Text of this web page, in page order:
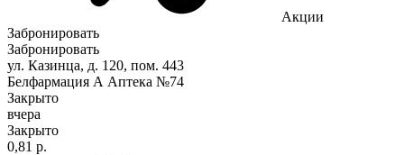
Акции
Забронировать
Забронировать
ул. Казинца, д. 120, пом. 443
Белфармация А Аптека №74
Закрыто
вчера
Закрыто
0,81 р.